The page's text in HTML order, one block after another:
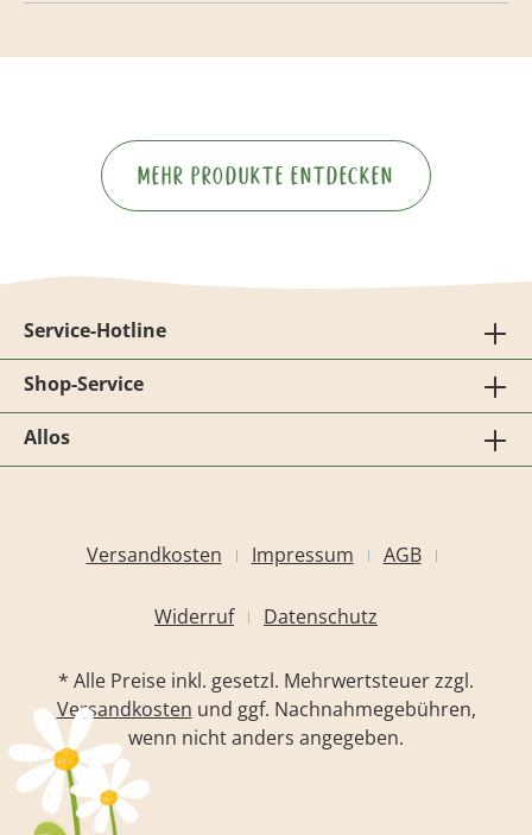
Mehr Produkte entdecken
Service-Hotline
Shop-Service
Allos
Versandkosten Impressum AGB
Widerruf Datenschutz
* Alle Preise inkl. gesetzl. Mehrwertsteuer zzgl.
Versandkosten und ggf. Nachnahmegebühren,
wenn nicht anders angegeben.